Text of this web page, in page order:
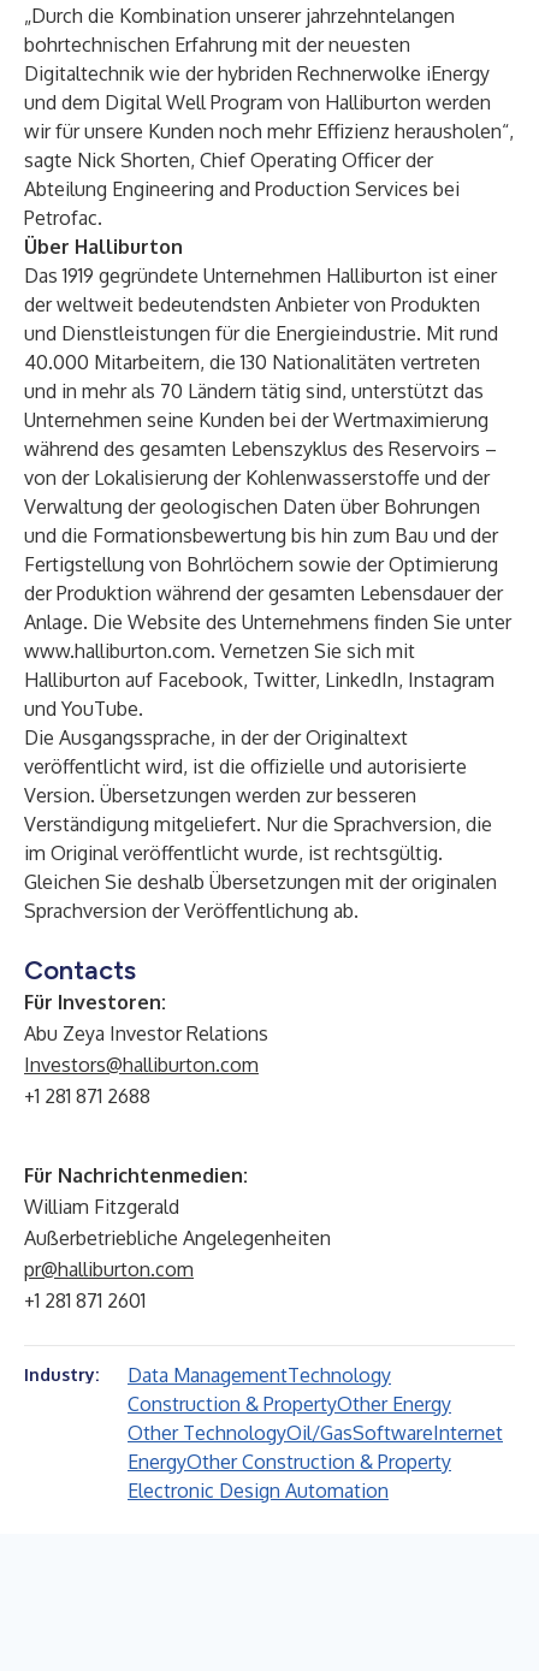
„Durch die Kombination unserer jahrzehntelangen
bohrtechnischen Erfahrung mit der neuesten
Digitaltechnik wie der hybriden Rechnerwolke iEnergy
und dem Digital Well Program von Halliburton werden
wir für unsere Kunden noch mehr Effizienz herausholen“,
sagte Nick Shorten, Chief Operating Officer der
Abteilung Engineering and Production Services bei
Petrofac.
Über Halliburton
Das 1919 gegründete Unternehmen Halliburton ist einer
der weltweit bedeutendsten Anbieter von Produkten
und Dienstleistungen für die Energieindustrie. Mit rund
40.000 Mitarbeitern, die 130 Nationalitäten vertreten
und in mehr als 70 Ländern tätig sind, unterstützt das
Unternehmen seine Kunden bei der Wertmaximierung
während des gesamten Lebenszyklus des Reservoirs –
von der Lokalisierung der Kohlenwasserstoffe und der
Verwaltung der geologischen Daten über Bohrungen
und die Formationsbewertung bis hin zum Bau und der
Fertigstellung von Bohrlöchern sowie der Optimierung
der Produktion während der gesamten Lebensdauer der
Anlage. Die Website des Unternehmens finden Sie unter
www.halliburton.com. Vernetzen Sie sich mit
Halliburton auf Facebook, Twitter, LinkedIn, Instagram
und YouTube.
Die Ausgangssprache, in der der Originaltext
veröffentlicht wird, ist die offizielle und autorisierte
Version. Übersetzungen werden zur besseren
Verständigung mitgeliefert. Nur die Sprachversion, die
im Original veröffentlicht wurde, ist rechtsgültig.
Gleichen Sie deshalb Übersetzungen mit der originalen
Sprachversion der Veröffentlichung ab.
Contacts
Für Investoren:
Abu Zeya Investor Relations
Investors@halliburton.com
+1 281 871 2688
Für Nachrichtenmedien:
William Fitzgerald
Außerbetriebliche Angelegenheiten
pr@halliburton.com
+1 281 871 2601
Industry: Data ManagementTechnology
Construction & PropertyOther Energy
Other TechnologyOil/GasSoftwareInternet
EnergyOther Construction & Property
Electronic Design Automation